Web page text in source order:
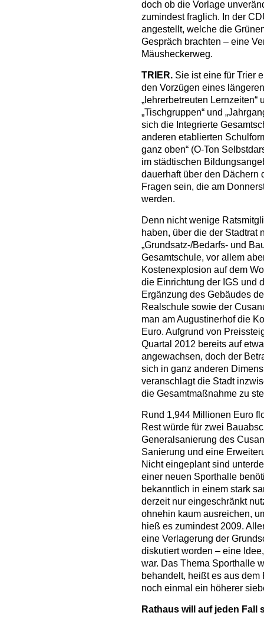
doch ob die Vorlage
zumindest fraglich. In der
angestellt, welche die
Gespräch brachten – eine
Mäusheckerweg.
TRIER. Sie ist eine für Trier
den Vorzügen eines
„lehrerbetreuten Lernzeiten“
„Tischgruppen“ und
sich die Integrierte
anderen etablierten
ganz oben“ (O-Ton
im städtischen
dauerhaft über den Dächern
Fragen sein, die am
werden.
Denn nicht wenige
haben, über die der Stadtrat
„Grundsatz-/Bedarfs- und
Gesamtschule, vor allem
Kostenexplosion auf dem
die Einrichtung der IGS und
Ergänzung des Gebäudes
Realschule sowie der
man am Augustinerhof die
Euro. Aufgrund von
Quartal 2012 bereits auf
angewachsen, doch der
sich in ganz anderen
veranschlagt die Stadt
die Gesamtmaßnahme zu
Rund 1,944 Millionen Euro
Rest würde für zwei
Generalsanierung des
Sanierung und eine
Nicht eingeplant sind
einer neuen Sporthalle
bekanntlich in einem stark
derzeit nur eingeschränkt
ohnehin kaum ausreichen,
hieß es zumindest 2009.
eine Verlagerung der
diskutiert worden – eine
war. Das Thema Sporthalle
behandelt, heißt es aus dem
noch einmal ein höherer
Rathaus will auf jeden Fall